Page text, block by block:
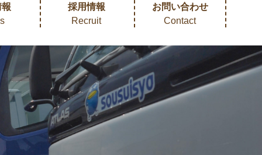
採用情報
Recruit
お問い合わせ
Contact